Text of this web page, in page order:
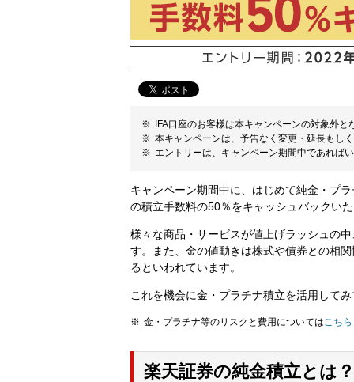
IFA口座のお客様は本キャンペーンの対象外と
本キャンペーンは、予告なく変更・延長もし
エントリーは、キャンペーン期間中であれば
キャンペーン期間中に、はじめて純金・プ
の積立手数料の50％をキャッシュバックい
様々な商品・サービスが値上げラッシュの
す。また、金の値動きは株式や債券との相
るといわれています。
これを機会に金・プラチナ積立を活用して
金・プラチナ等のリスクと費用については こちら
楽天証券の純金積立とは？